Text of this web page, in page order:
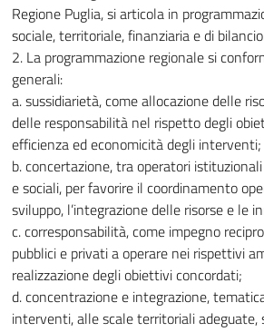
Regione Puglia, si articola in
sociale, territoriale, finanziaria e di
2. La programmazione regionale si
generali:
a. sussidiarietà, come allocazione delle
delle responsabilità nel rispetto degli
efficienza ed economicità degli interventi;
b. concertazione, tra operatori
e sociali, per favorire il coordinamento
sviluppo, l’integrazione delle risorse e le
c. corresponsabilità, come impegno
pubblici e privati a operare nei rispettivi
realizzazione degli obiettivi concordati;
d. concentrazione e integrazione,
interventi, alle scale territoriali adeguate,